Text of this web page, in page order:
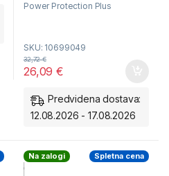
Power Protection Plus
Dolga življenjska
dobazahvaljujoč inovativni
gumijasti prevleki
suhim vetrobranskim steklom
Enostavna montažaspremeniti
SKU: 10699049
26,09€
32,72€
Predvidena dostava:
12.08.2026 - 17.08.2026
Na zalogi Spletna cena